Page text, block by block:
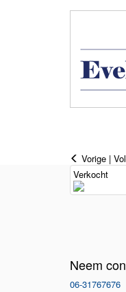
Vorige |
Verkocht
Neem
06-31767676